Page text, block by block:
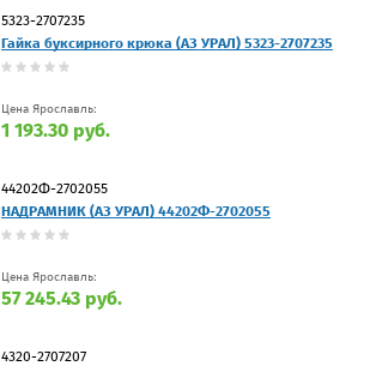
5323-2707235
Гайка буксирного крюка (АЗ УРАЛ) 5323-2707235
Цена Ярославль:
1 193.30 руб.
44202Ф-2702055
НАДРАМНИК (АЗ УРАЛ) 44202Ф-2702055
Цена Ярославль:
57 245.43 руб.
4320-2707207